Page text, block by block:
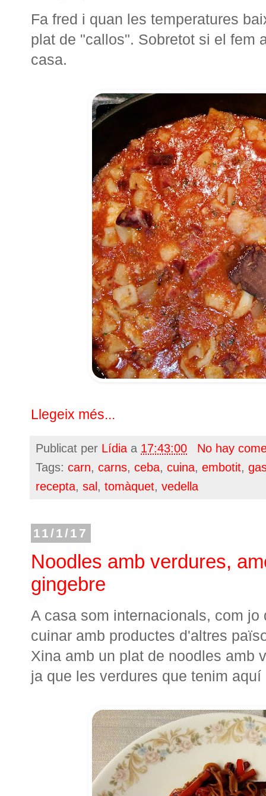
Fa fred i quan les temperatures
plat de "callos". Sobretot si el fem
casa.
Llegeix més...
Publicat per Lídia a 17:43:00
No hay
Tags: carn, carns, ceba, cuina, embotit,
recepta, sal , tomàquet, vedella
11/1/17
Noodles amb verdures,
gingebre
A casa som internacionals, com
cuinar amb productes d'altres
Xina amb un plat de noodles amb
ja que les verdures que tenim